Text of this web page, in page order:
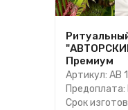
Премиум
Артикул: АВ
Предоплата:
Срок